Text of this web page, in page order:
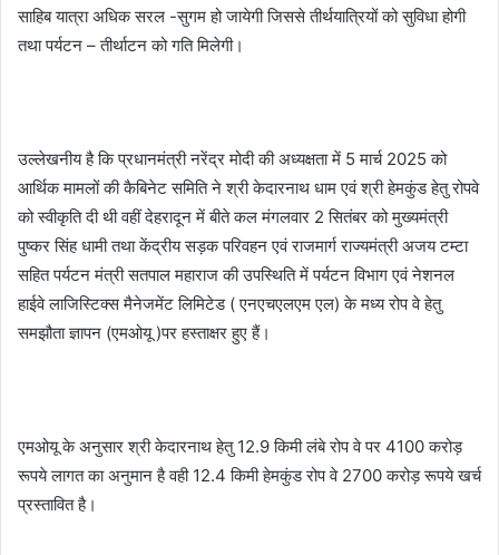
साहिब यात्रा अधिक सरल -सुगम हो जायेगी जिससे तीर्थयात्रियों को सुविधा होगी
तथा पर्यटन – तीर्थाटन को गति मिलेगी।
उल्लेखनीय है कि प्रधानमंत्री नरेंद्र मोदी की अध्यक्षता में 5 मार्च 2025 को
आर्थिक मामलों की कैबिनेट समिति ने श्री केदारनाथ धाम एवं श्री हेमकुंड हेतु रोपवे
को स्वीकृति दी थी वहीं देहरादून में बीते कल मंगलवार 2 सितंबर को मुख्यमंत्री
पुष्कर सिंह धामी तथा केंद्रीय सड़क परिवहन एवं राजमार्ग राज्यमंत्री अजय टम्टा
सहित पर्यटन मंत्री सतपाल महाराज की उपस्थिति में पर्यटन विभाग एवं नेशनल
हाईवे लाजिस्टिक्स मैनेजमेंट लिमिटेड ( एनएचएलएम एल) के मध्य रोप वे हेतु
समझौता ज्ञापन (एमओयू )पर हस्ताक्षर हुए हैं।
एमओयू के अनुसार श्री केदारनाथ हेतु 12.9 किमी लंबे रोप वे पर 4100 करोड़
रूपये लागत का अनुमान है वही 12.4 किमी हेमकुंड रोप वे 2700 करोड़ रूपये खर्च
प्रस्तावित है।